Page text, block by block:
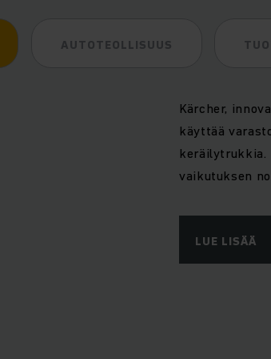
AUTOTEOLLISUUS
Kärcher,
käyttää
keräilytrukkia.
vaikutuksen
LUE LISÄÄ